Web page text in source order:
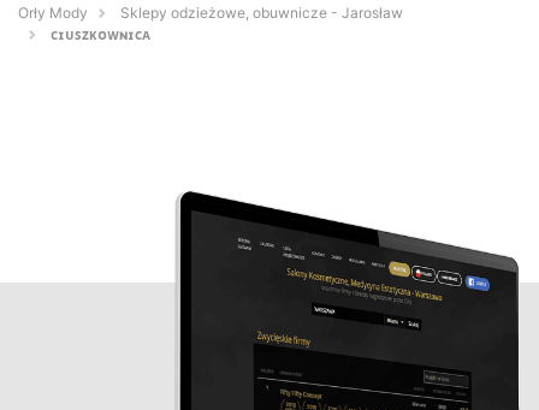
Orły Mody
Sklepy odzieżowe, obuwnicze - Jarosław
ᴄɪᴜꜱᴢᴋᴏᴡɴɪᴄᴀ